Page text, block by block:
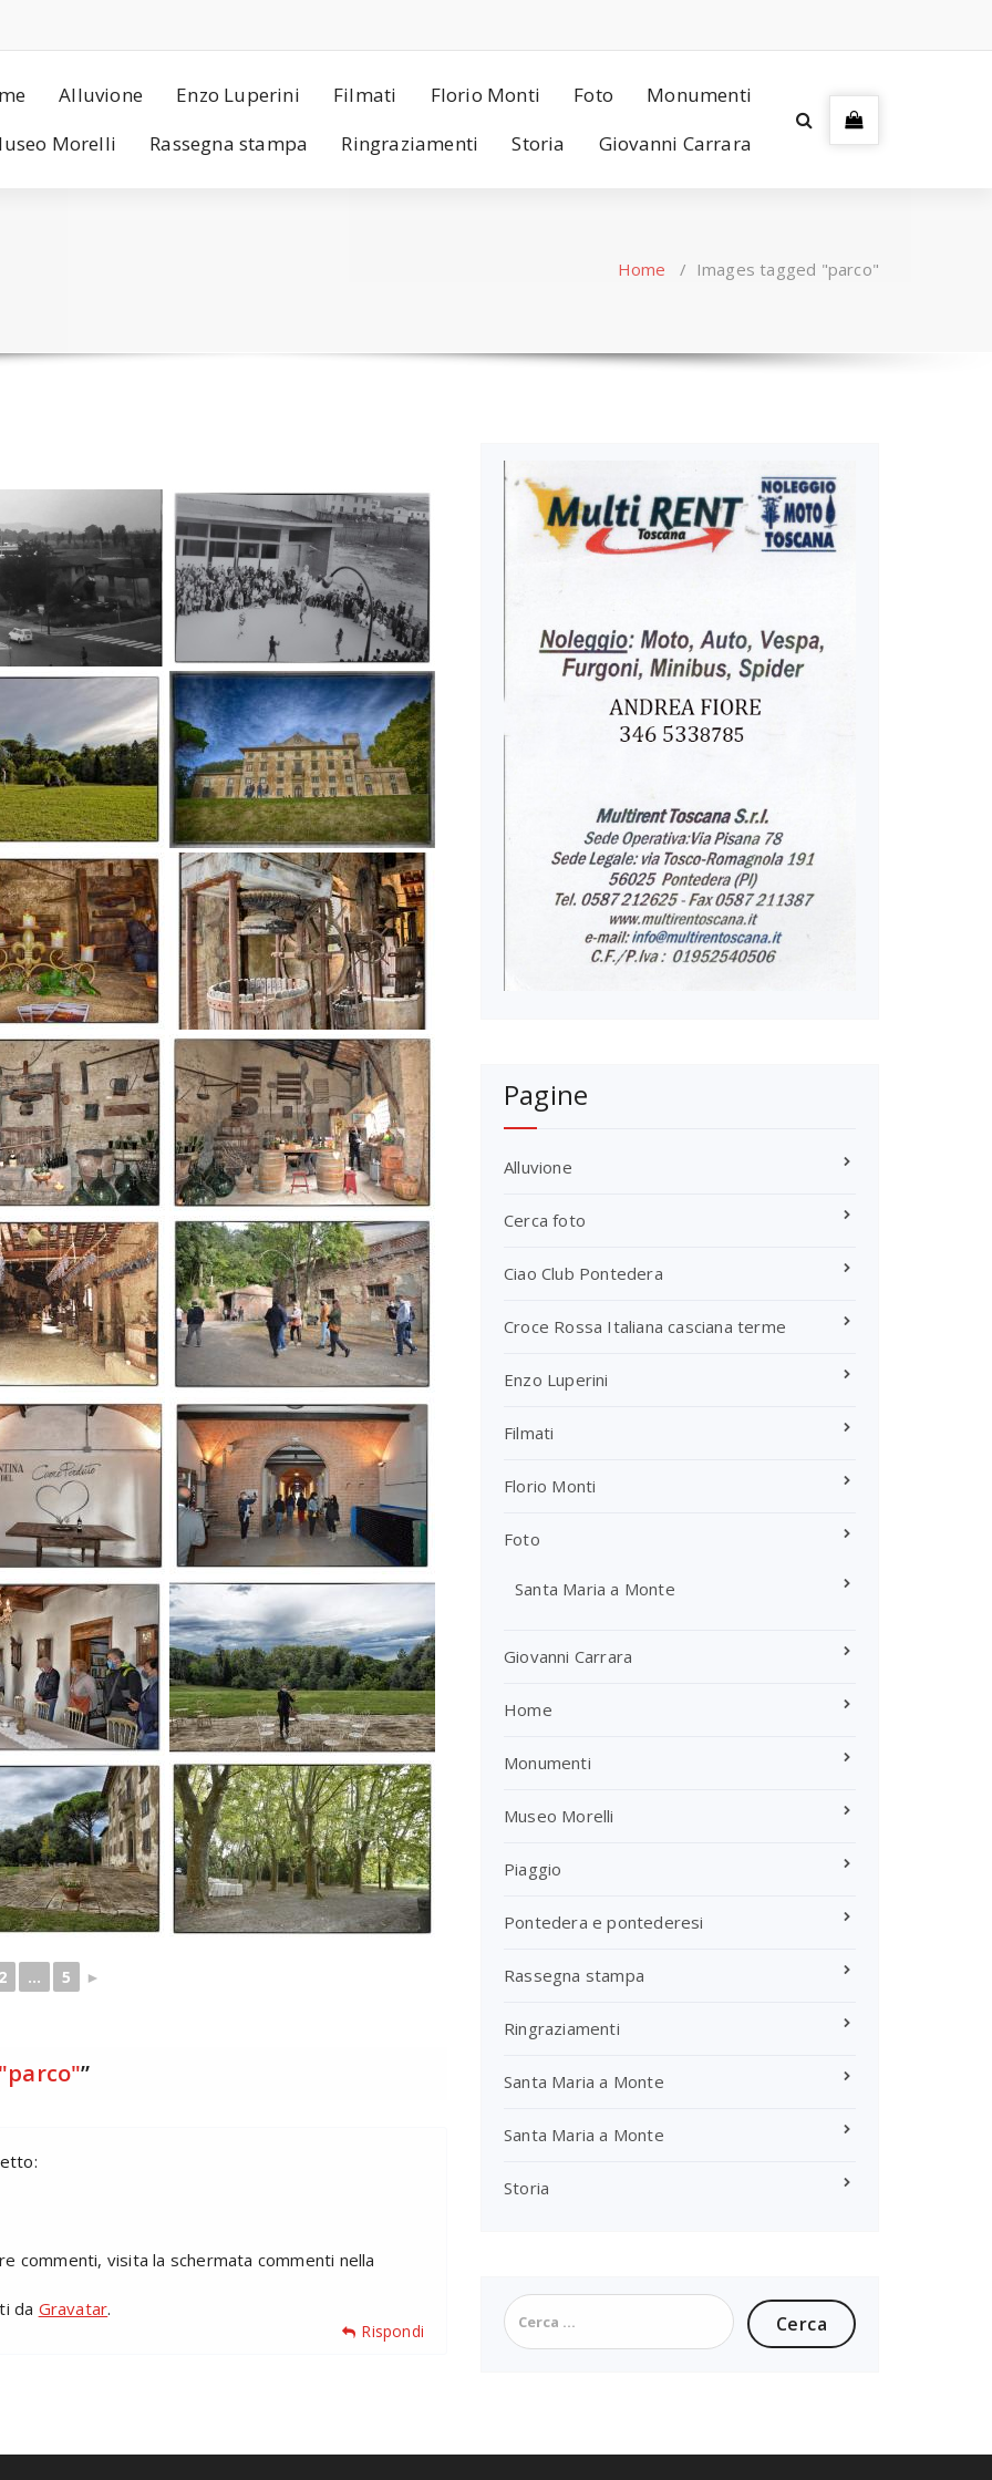
Alluvione Enzo Luperini Filmati Florio Monti Foto
Monumenti
Morelli
Rassegna stampa Ringraziamenti Storia Giovanni Carrara
Home / Images tagged "parco"
... 5 ►
”
commenti, visita la schermata commenti nella
da Gravatar.
Rispondi
Pagine
Alluvione
Cerca foto
Ciao Club Pontedera
Croce Rossa Italiana casciana terme
Enzo Luperini
Filmati
Florio Monti
Foto
Santa Maria a Monte
Giovanni Carrara
Home
Monumenti
Museo Morelli
Piaggio
Pontedera e pontederesi
Rassegna stampa
Ringraziamenti
Santa Maria a Monte
Santa Maria a Monte
Storia
Ricerca
per: